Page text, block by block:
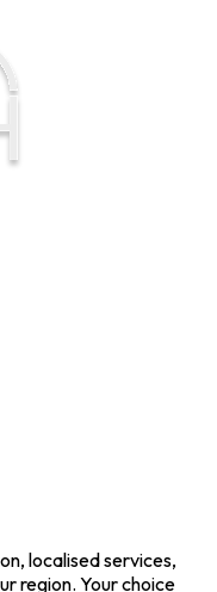
localised services,
region. Your choice